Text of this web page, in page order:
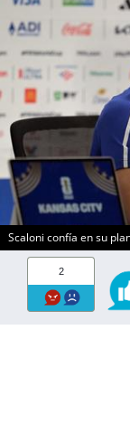
Scaloni confía en su
2